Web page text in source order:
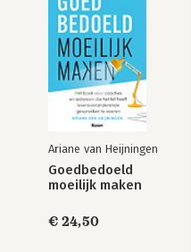
Ariane van Heijningen
Goedbedoeld
moeilijk maken
€ 24,50